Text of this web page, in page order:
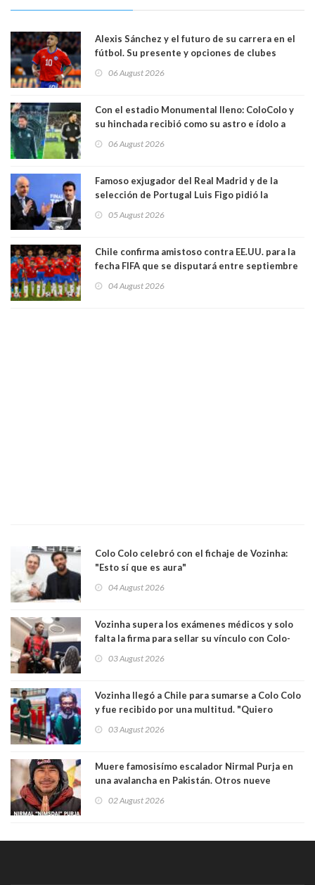
Alexis Sánchez y el futuro de su carrera en el
fútbol. Su presente y opciones de clubes
06 August 2026
Con el estadio Monumental lleno: ColoColo y
su hinchada recibió como su astro e ídolo a
06 August 2026
Famoso exjugador del Real Madrid y de la
selección de Portugal Luis Figo pidió la
comportamiento más bajo y cobarde que he
05 August 2026
Chile confirma amistoso contra EE.UU. para la
fecha FIFA que se disputará entre septiembre
04 August 2026
Colo Colo celebró con el fichaje de Vozinha:
"Esto sí que es aura"
04 August 2026
Vozinha supera los exámenes médicos y solo
falta la firma para sellar su vínculo con Colo-
03 August 2026
Vozinha llegó a Chile para sumarse a Colo Colo
y fue recibido por una multitud. "Quiero
hinchas"
03 August 2026
Muere famosisímo escalador Nirmal Purja en
una avalancha en Pakistán. Otros nueve
02 August 2026